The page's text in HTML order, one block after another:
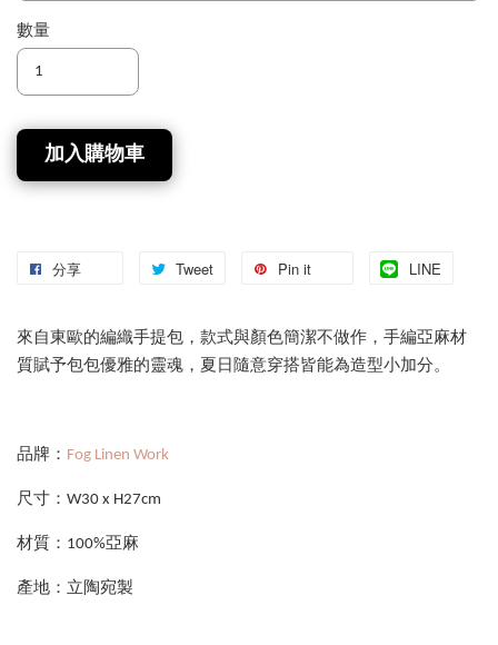
數量
加入購物車
分享 Tweet Pin it LINE
來自東歐的編織手提包，款式與顏色簡潔不做作，手編亞麻材
質賦予包包優雅的靈魂，夏日隨意穿搭皆能為造型小加分。
品牌： Fog Linen Work
尺寸：W30 x H27cm
材質：100%亞麻
產地：立陶宛製